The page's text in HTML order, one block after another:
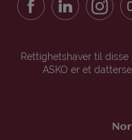
Rettighetshaver til disse
ASKO er et